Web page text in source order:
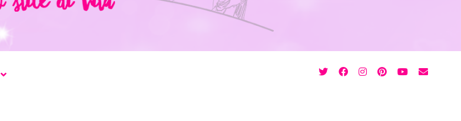
apri
twitterfacebookinstagram
pinterest
youtube
email